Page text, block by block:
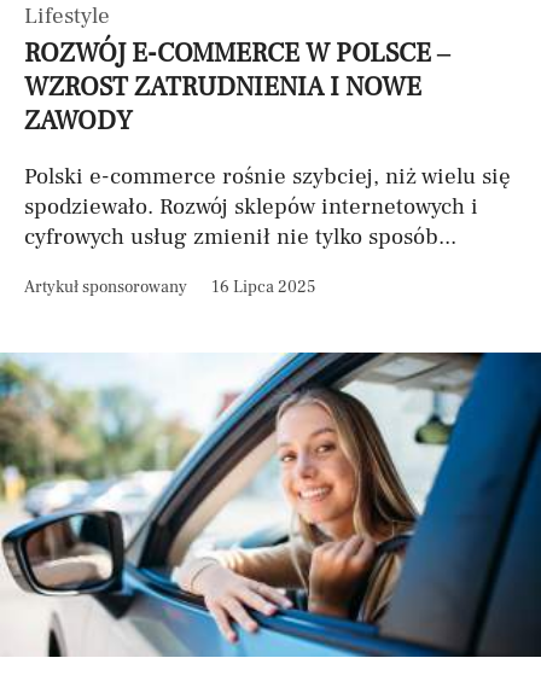
Lifestyle
ROZWÓJ E-COMMERCE W POLSCE –
WZROST ZATRUDNIENIA I NOWE
ZAWODY
Polski e-commerce rośnie szybciej, niż wielu się
spodziewało. Rozwój sklepów internetowych i
cyfrowych usług zmienił nie tylko sposób...
Artykuł sponsorowany 16 Lipca 2025